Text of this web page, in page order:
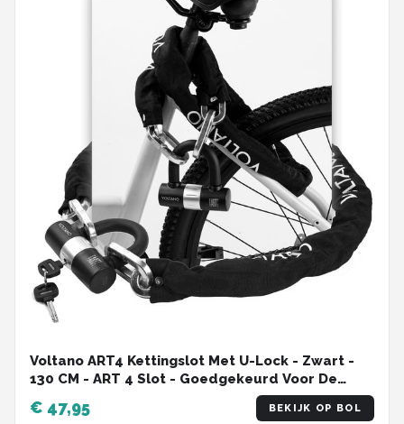
Voltano ART4 Kettingslot Met U-Lock - Zwart -
130 CM - ART 4 Slot - Goedgekeurd Voor De
Fiets, Scooter en Motor Verzekering -
Scooterslot / Brommerslot / Motorslot
€ 47,95 BEKIJK OP BOL